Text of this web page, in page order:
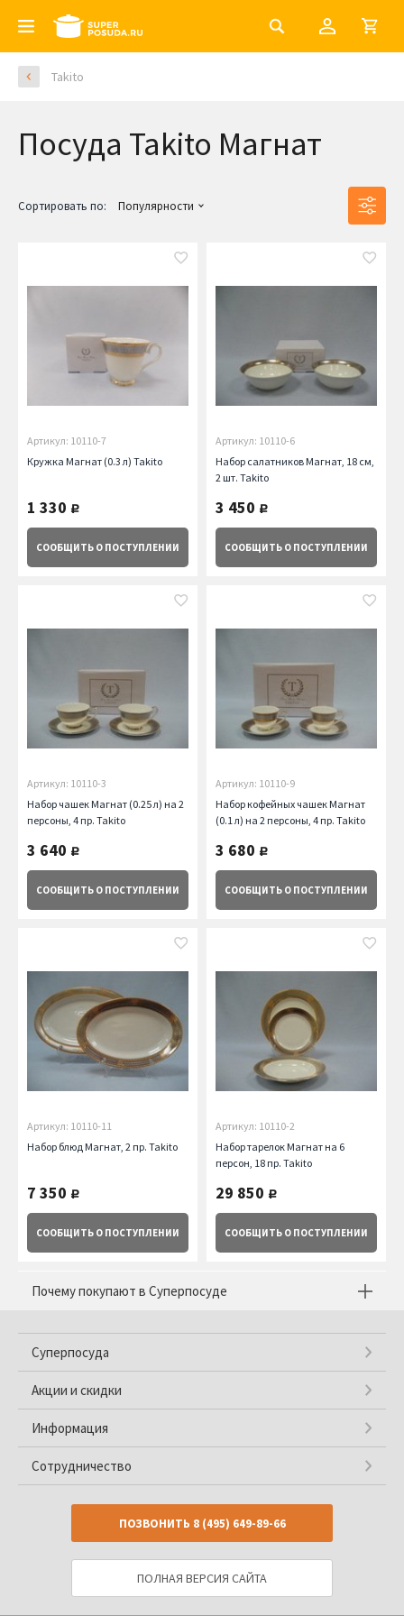
Takito
Посуда Takito Магнат
Сортировать по: Популярности
Артикул: 10110-7
Кружка Магнат (0.3 л) Takito
1 330 руб.
СООБЩИТЬ О ПОСТУПЛЕНИИ
Артикул: 10110-6
Набор салатников Магнат, 18 см,
2 шт. Takito
3 450 руб.
СООБЩИТЬ О ПОСТУПЛЕНИИ
Артикул: 10110-3
Набор чашек Магнат (0.25 л) на 2
персоны, 4 пр. Takito
3 640 руб.
СООБЩИТЬ О ПОСТУПЛЕНИИ
Артикул: 10110-9
Набор кофейных чашек Магнат
(0.1 л) на 2 персоны, 4 пр. Takito
3 680 руб.
СООБЩИТЬ О ПОСТУПЛЕНИИ
Артикул: 10110-11
Набор блюд Магнат, 2 пр. Takito
7 350 руб.
СООБЩИТЬ О ПОСТУПЛЕНИИ
Артикул: 10110-2
Набор тарелок Магнат на 6
персон, 18 пр. Takito
29 850 руб.
СООБЩИТЬ О ПОСТУПЛЕНИИ
Почему покупают в Суперпосуде
Суперпосуда
Акции и скидки
Информация
Сотрудничество
ПОЗВОНИТЬ 8 (495) 649-89-66
ПОЛНАЯ ВЕРСИЯ САЙТА